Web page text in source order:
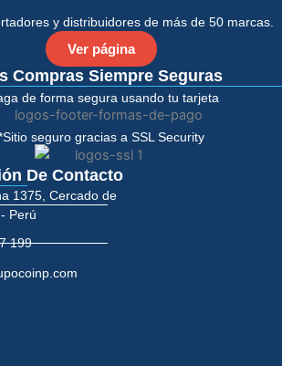
y distribuidores de más de 50 marcas.
Ver página
Compras Siempre Seguras
de forma segura usando tu tarjeta
seguro gracias a SSL Security
De Contacto
1375, Cercado de
Perú
199
-
f